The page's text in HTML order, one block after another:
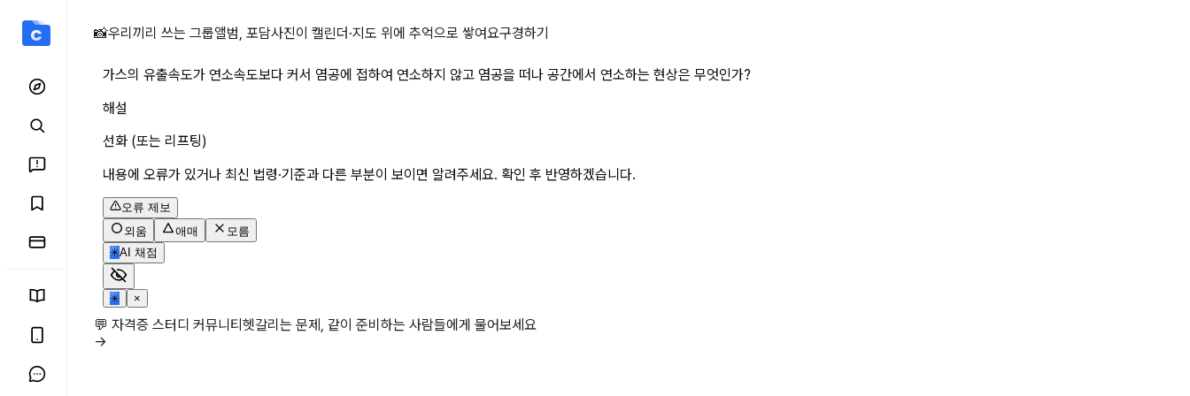
가스의 유출속도가 연소속도보다 커서 염공에 접하여 연소하지 않고 염공을 떠나 공간에서 상세 페
📸우리끼리 쓰는 그룹앨범, 포담사진이 캘린더·지도 위에 추억으로 쌓여요구경하기
가스의 유출속도가 연소속도보다 커서 염공에 접하여 연소하지 않고 염공을 떠나 공간에서 연소하는 현상은 무엇인가?
해설
선화 (또는 리프팅)
내용에 오류가 있거나 최신 법령·기준과 다른 부분이 보이면 알려주세요. 확인 후 반영하겠습니다.
오류 제보
외움
애매
모름
✳AI 채점
✳ ×
💬 자격증 스터디 커뮤니티헷갈리는 문제, 같이 준비하는 사람들에게 물어보세요
→